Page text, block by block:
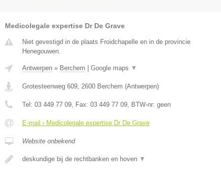
Medicolegale expertise Dr De Grave
Niet gevestigd in de plaats Froidchapelle en in de provincie
Henegouwen.
Antwerpen » Berchem Google maps ▼
Grotesteenweg 609, 2600 Berchem (Antwerpen)
Tel: 03 449 77 09, Fax: 03 449 77 09, BTW-nr: geen
E-mail › Medicolegale expertise Dr De Grave
Website onbekend
deskundige bij de rechtbanken en hoven ▼